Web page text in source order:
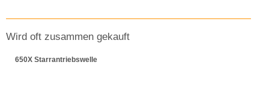
Wird oft zusammen gekauft
650X Starrantriebswelle